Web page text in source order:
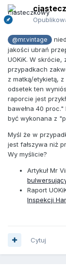
@mr.vintage
jakości ubrań
UOKiK. W
przypadkach
z matką/etykietą,
odsetek ten
raporcie jest
bawełna 40
być wykonana z
Myśl że w
jest fałszywa niż
Wy myślicie?
Artykuł Mr
Raport
Inspekcji
Cytuj